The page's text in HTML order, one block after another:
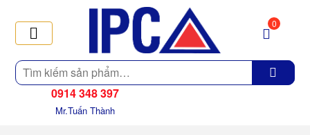
Tìm
kiếm
0
0914 348 397
Mr.Tuấn Thành